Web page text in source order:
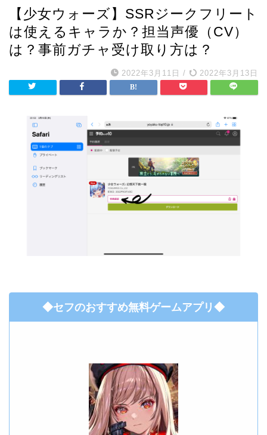
【少女ウォーズ】SSRジークフリート
は使えるキャラか？担当声優（CV）
は？事前ガチャ受け取り方は？
2022年3月11日 / 2022年3月13日
◆セフのおすすめ無料ゲームアプリ◆